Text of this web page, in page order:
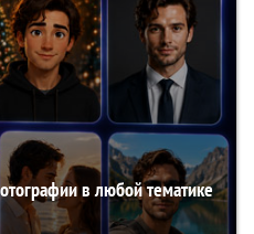
в любой тематике